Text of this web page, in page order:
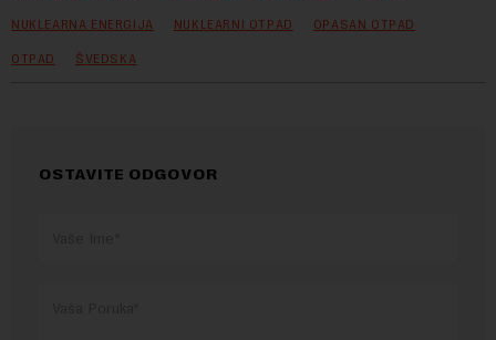
NUKLEARNA ENERGIJA NUKLEARNI OTPAD OPASAN OTPAD
OTPAD ŠVEDSKA
OSTAVITE ODGOVOR